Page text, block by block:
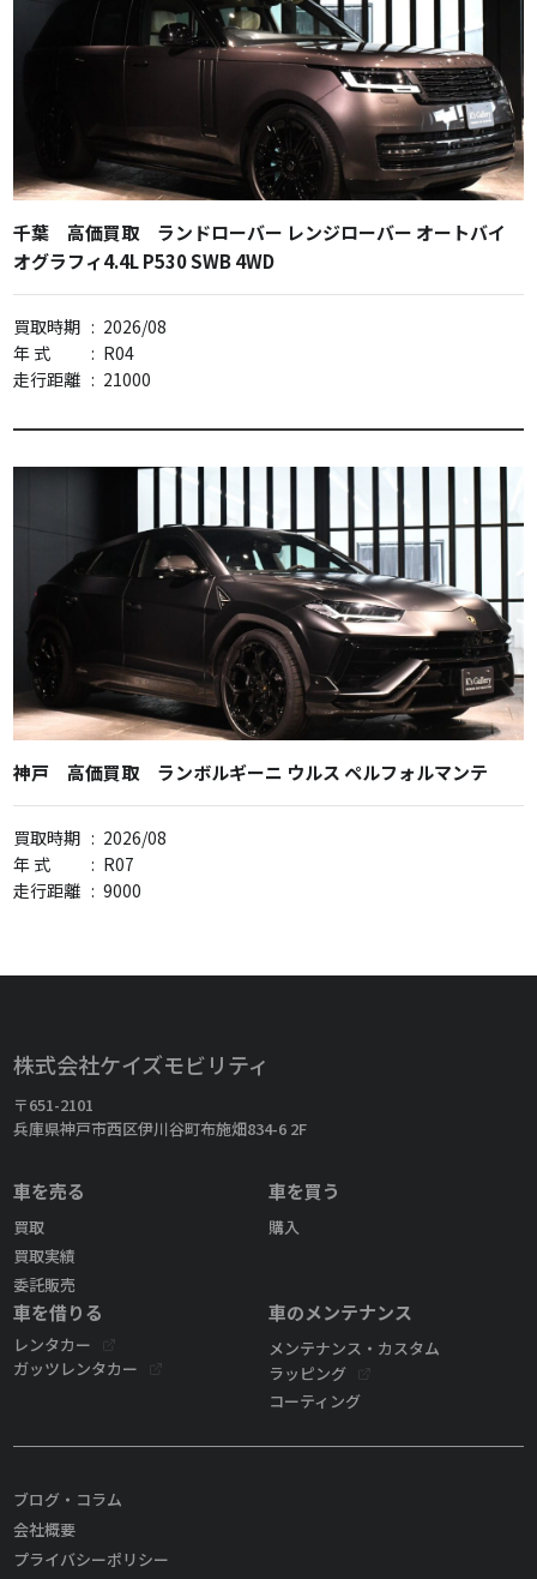
千葉 高価買取 ランドローバー レンジローバー オートバイ
オグラフィ4.4L P530 SWB 4WD
買取時期 : 2026/08
年 式
: R04
走行距離 : 21000
神戸 高価買取 ランボルギーニ ウルス ペルフォルマンテ
買取時期 : 2026/08
年 式
: R07
走行距離 : 9000
株式会社ケイズモビリティ
〒651-2101
兵庫県神戸市西区伊川谷町布施畑834-6 2F
車を売る
買取
買取実績
委託販売
車を買う
購入
車を借りる
レンタカー
ガッツレンタカー
車のメンテナンス
メンテナンス・カスタム
ラッピング
コーティング
ブログ・コラム
会社概要
プライバシーポリシー